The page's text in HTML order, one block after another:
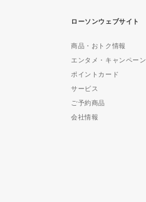
ローソンウェブサイト
商品・おトク情報
エンタメ・キャンペーン
ポイントカード
サービス
ご予約商品
会社情報